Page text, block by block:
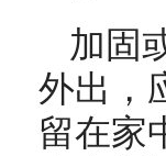
加固
外出，
留在家